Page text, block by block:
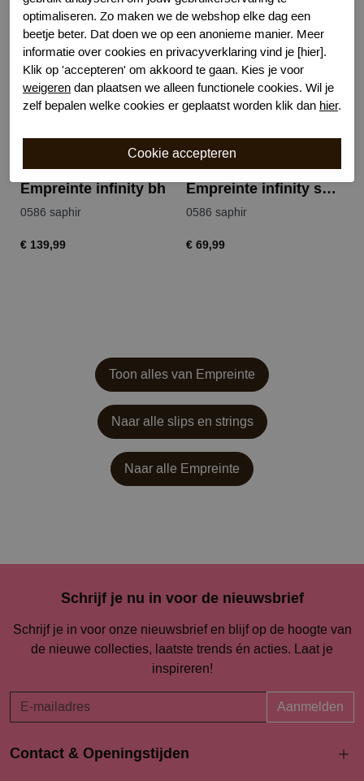
Empreinte infinity bh
0586 saphir
€ 139,99
Empreinte infinity shorty
0586 saphir
€ 69,99
Toon alles van Empreinte
Naar alle slips en strings
Naar alle Empreinte
Schrijf je nu in voor de nieuwsbrief
Schrijf je in voor onze nieuwsbrief en blijf op de hoogte van
de nieuwe collecties, laatste trends én acties. Laat je
inspireren!
Aanmelden
Contact & Openingstijden
optimaliseren. Zo maken we de webshop elke dag een
beetje beter. Dat doen we op een anonieme manier. Meer
informatie over cookies en privacyverklaring vind je [hier].
Klik op 'accepteren' om akkoord te gaan. Kies je voor
weigeren dan plaatsen we alleen functionele cookies. Wil je
zelf bepalen welke cookies er geplaatst worden klik dan hier.